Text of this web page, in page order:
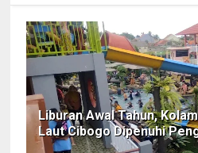
Liburan Awal Tahun,
Laut Cibogo Dipenuhi